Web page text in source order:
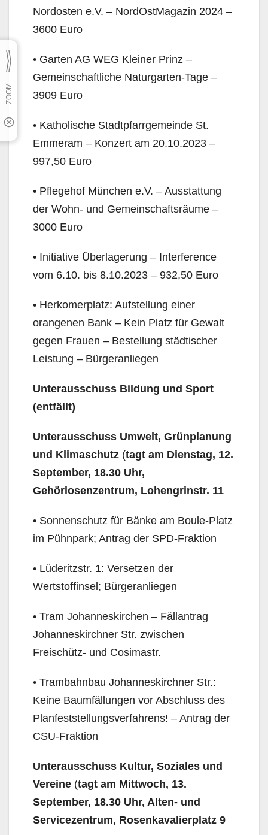
Nordosten e.V. – NordOstMagazin 2024 –
3600 Euro
• Garten AG WEG Kleiner Prinz –
Gemeinschaftliche Naturgarten-Tage –
3909 Euro
• Katholische Stadtpfarrgemeinde St.
Emmeram – Konzert am 20.10.2023 –
997,50 Euro
• Pflegehof München e.V. – Ausstattung
der Wohn- und Gemeinschaftsräume –
3000 Euro
• Initiative Überlagerung – Interference
vom 6.10. bis 8.10.2023 – 932,50 Euro
• Herkomerplatz: Aufstellung einer
orangenen Bank – Kein Platz für Gewalt
gegen Frauen – Bestellung städtischer
Leistung – Bürgeranliegen
Unterausschuss Bildung und Sport
(entfällt)
Unterausschuss Umwelt, Grünplanung
und Klimaschutz (tagt am Dienstag, 12.
September, 18.30 Uhr,
Gehörlosenzentrum, Lohengrinstr. 11
• Sonnenschutz für Bänke am Boule-Platz
im Pühnpark; Antrag der SPD-Fraktion
• Lüderitzstr. 1: Versetzen der
Wertstoffinsel; Bürgeranliegen
• Tram Johanneskirchen – Fällantrag
Johanneskirchner Str. zwischen
Freischütz- und Cosimastr.
• Trambahnbau Johanneskirchner Str.:
Keine Baumfällungen vor Abschluss des
Planfeststellungs­verfahrens! – Antrag der
CSU-Fraktion
Unterausschuss Kultur, Soziales und
Vereine (tagt am Mittwoch, 13.
September, 18.30 Uhr, Alten- und
Servicezentrum, Rosenkavalierplatz 9